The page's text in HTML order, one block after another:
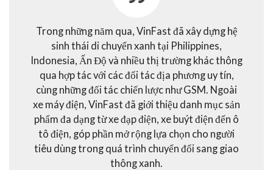
Trong những năm qua, VinFast đã xây dựng hệ
sinh thái di chuyển xanh tại Philippines,
Indonesia, Ấn Độ và nhiều thị trường khác thông
qua hợp tác với các đối tác địa phương uy tín,
cùng những đối tác chiến lược như GSM. Ngoài
xe máy điện, VinFast đã giới thiệu danh mục sản
phẩm đa dạng từ xe đạp điện, xe buýt điện đến ô
tô điện, góp phần mở rộng lựa chọn cho người
tiêu dùng trong quá trình chuyển đổi sang giao
thông xanh.